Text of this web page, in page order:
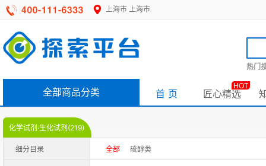
上海市 上海市
热门
全部商品分类 首 页 匠心精选
HOT
化学试剂·生化试剂(219)
细分目录 全部 硫醇类